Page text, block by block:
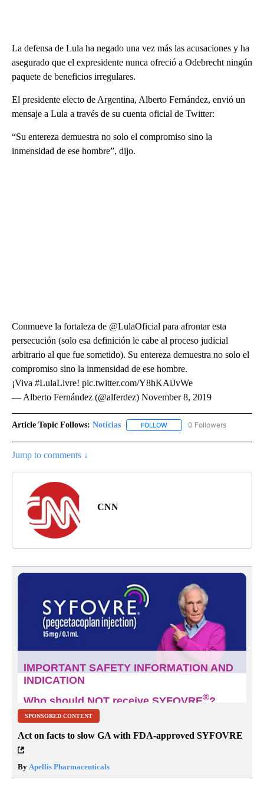
La defensa de Lula ha negado una vez más las acusaciones y ha
asegurado que el expresidente nunca ofreció a Odebrecht ningún
paquete de beneficios irregulares.
El presidente electo de Argentina, Alberto Fernández, envió un
mensaje a Lula a través de su cuenta oficial de Twitter:
“Su entereza demuestra no solo el compromiso sino la
inmensidad de ese hombre”, dijo.
Conmueve la fortaleza de @LulaOficial para afrontar esta
persecución (solo esa definición le cabe al proceso judicial
arbitrario al que fue sometido). Su entereza demuestra no solo el
compromiso sino la inmensidad de ese hombre.
¡Viva #LulaLivre! pic.twitter.com/Y8hKAiJvWe
— Alberto Fernández (@alferdez) November 8, 2019
Article Topic Follows: Noticias FOLLOW FOLLOW "NOTICIAS" TO
0 Followers
Jump to comments ↓
CNN
SPONSORED CONTENT
Act on facts to slow GA with FDA-approved SYFOVRE
By Apellis Pharmaceuticals